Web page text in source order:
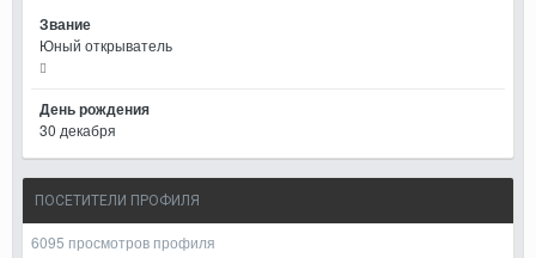
Звание
Юный открыватель
День рождения
30 декабря
ПОСЕТИТЕЛИ ПРОФИЛЯ
6095 просмотров профиля